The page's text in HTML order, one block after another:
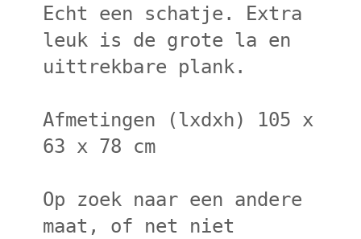
Echt een schatje. Extra
leuk is de grote la en
uittrekbare plank.
Afmetingen (lxdxh) 105 x
63 x 78 cm
Op zoek naar een andere
maat, of net niet